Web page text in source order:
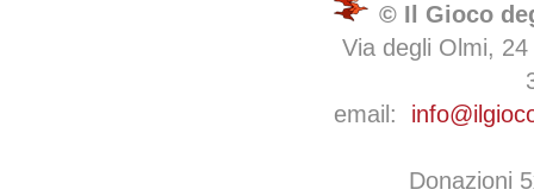
© Il Gioco
Via degli Olmi,
email:
Donazioni